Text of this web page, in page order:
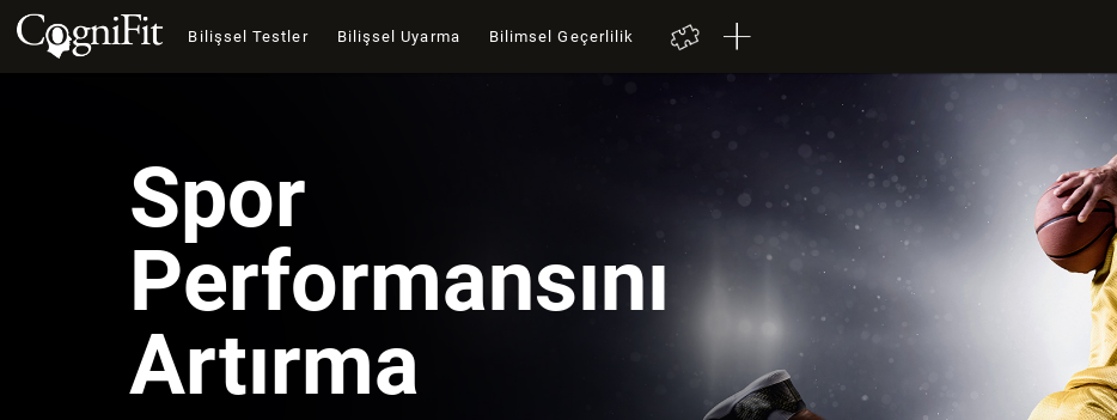
Bilişsel Testler Bilişsel Uyarma Bilimsel Geçerlilik
Spor
Performansını
Artırma